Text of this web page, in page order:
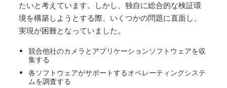
たいと考えています。しかし、独自に総合的な検証環
境を構築しようとする際、いくつかの問題に直面し、
実現が困難となっていました。
競合他社のカメラとアプリケーションソフトウェアを収
集する
各ソフトウェアがサポートするオペレーティングシステ
ムを調査する